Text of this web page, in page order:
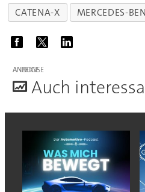
CATENA-X
MERCEDES-
ANZEIGE
Auch